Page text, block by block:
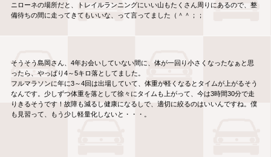
ニローネの場所だと、トレイルランニングにいい山もたくさん周りにあるので、整
備待ちの間に走ってきてもいいな、って言ってました（＾＾；；
そうそう島岡さん、4年お会いしていない間に、体が一回り小さくなったなぁと思
ったら、やっぱり4～5キロ落としてました。
フルマラソンに年に3～4回は出場していて、体重が軽くなるとタイムが上がるそう
なんです。少しずつ体重を落として徐々にタイムも上がって、今は3時間30分で走
りきるそうです！故障も減るし健康になるしで、適切に絞るのはいいんですね。僕
も見習って、もう少し軽量化しないと・・・。